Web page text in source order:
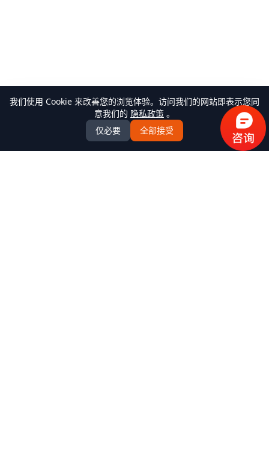
我们使用 Cookie 来改善您的浏览体验。访问我们的网站即表示您同
意我们的 隐私政策 。
仅必要
全部接受